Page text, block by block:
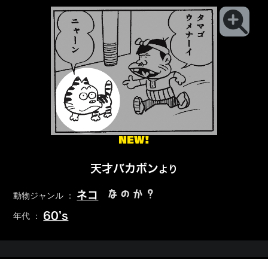
NEW!
天才バカボンより
動物ジャンル ： ネコ なのか？
年代 ： 60’s